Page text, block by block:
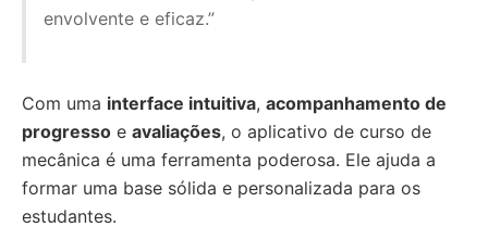
envolvente e eficaz.”
Com uma interface intuitiva, acompanhamento de
progresso e avaliações, o aplicativo de curso de
mecânica é uma ferramenta poderosa. Ele ajuda a
formar uma base sólida e personalizada para os
estudantes.